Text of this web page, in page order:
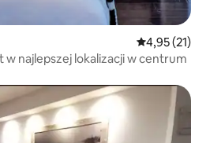
Średnia
4,95 (21)
najlepszej lokalizacji w centrum